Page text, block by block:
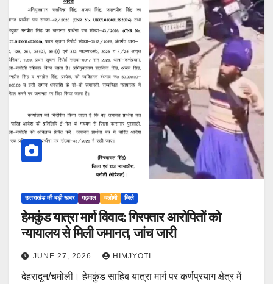
उत्तराखंड की बड़ी खबर गढ़वाल चलोमी जिले
हेमकुंड यात्रा मार्ग विवाद: गिरफ्तार आरोपितों को
न्यायालय से मिली जमानत, जांच जारी
JUNE 27, 2026 HIMJYOTI
देहरादून/चमोली। हेमकुंड साहिब यात्रा मार्ग पर कर्णप्रयाग क्षेत्र में